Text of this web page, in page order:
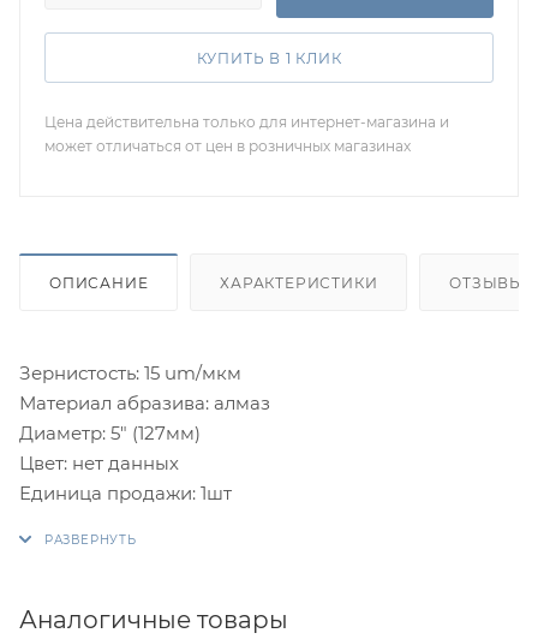
КУПИТЬ В 1 КЛИК
Цена действительна только для интернет-магазина и
может отличаться от цен в розничных магазинах
ОПИСАНИЕ ХАРАКТЕРИСТИКИ ОТЗЫВЫ
Зернистость: 15 um/мкм
Материал абразива: алмаз
Диаметр: 5" (127мм)
Цвет: нет данных
Единица продажи: 1шт
Аналогичные товары